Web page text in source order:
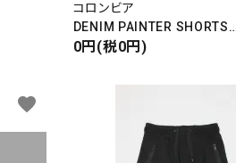
コロンビア
DENIM PAINTER SHORTS
デニムペインターショーツ
0円(税0円)
favorite